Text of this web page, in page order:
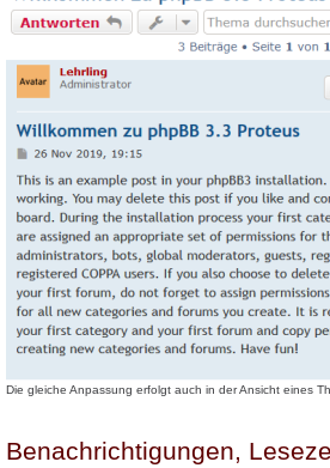
Die gleiche Anpassung erfolgt auch in der Ansicht eines
Benachrichtigungen,